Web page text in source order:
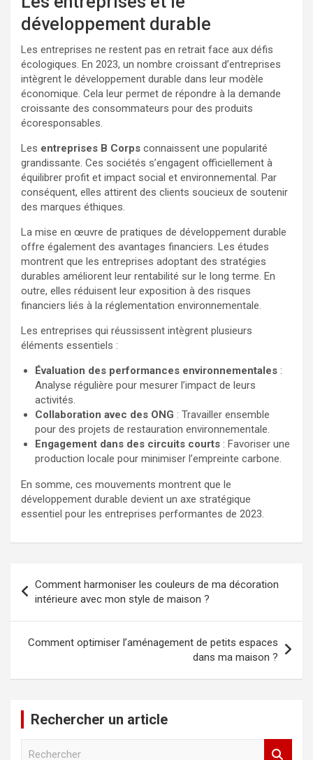
développement durable
Les entreprises ne restent pas en retrait face aux défis
écologiques. En 2023, un nombre croissant d’entreprises
intègrent le développement durable dans leur modèle
économique. Cela leur permet de répondre à la demande
croissante des consommateurs pour des produits
écoresponsables.
Les entreprises B Corps connaissent une popularité
grandissante. Ces sociétés s’engagent officiellement à
équilibrer profit et impact social et environnemental. Par
conséquent, elles attirent des clients soucieux de soutenir
des marques éthiques.
La mise en œuvre de pratiques de développement durable
offre également des avantages financiers. Les études
montrent que les entreprises adoptant des stratégies
durables améliorent leur rentabilité sur le long terme. En
outre, elles réduisent leur exposition à des risques
financiers liés à la réglementation environnementale.
Les entreprises qui réussissent intègrent plusieurs
éléments essentiels :
Évaluation des performances environnementales :
Analyse régulière pour mesurer l’impact de leurs
activités.
Collaboration avec des ONG : Travailler ensemble
pour des projets de restauration environnementale.
Engagement dans des circuits courts : Favoriser une
production locale pour minimiser l’empreinte carbone.
En somme, ces mouvements montrent que le
développement durable devient un axe stratégique
essentiel pour les entreprises performantes de 2023.
de
l’article
Comment harmoniser les couleurs de ma décoration
intérieure avec mon style de maison ?
Comment optimiser l’aménagement de petits espaces
dans ma maison ?
Rechercher un article